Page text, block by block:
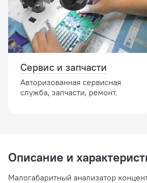
Сервис и запчасти
Авторизованная сервисная
служба, запчасти, ремонт.
Описание и
Малогабаритный анализатор